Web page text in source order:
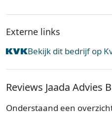
Externe links
Bekijk dit bedrijf op
Reviews Jaada Advies
Onderstaand een